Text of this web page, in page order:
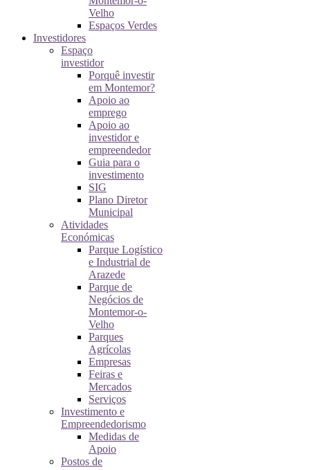
Velho
Espaços Verdes
Investidores
Espaço
investidor
Porquê investir
em Montemor?
Apoio ao
emprego
Apoio ao
investidor e
empreendedor
Guia para o
investimento
SIG
Plano Diretor
Municipal
Atividades
Económicas
Parque Logístico
e Industrial de
Arazede
Parque de
Negócios de
Montemor-o-
Velho
Parques
Agrícolas
Empresas
Feiras e
Mercados
Serviços
Investimento e
Empreendedorismo
Medidas de
Apoio
Postos de